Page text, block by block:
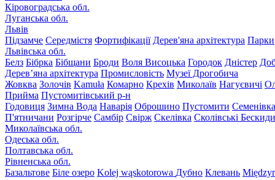
Кіровоградська обл.
Луганська обл.
Львів
Підзамче Середмістя Фортифікації Дерев'яна архітектура Парки
Львівська обл.
Белз Бібрка Бібщани Броди Воля Висоцька Городок Дністер
Дерев’яна архітектура Промисловість Музеї Дрогобича
Жовква Золочів Kamuła Комарно Крехів Миколаїв Нагуєвичі
Прийма Пустомитівський р-н
Годовиця Зимна Вода Наварія Оброшино Пустомити Семенівка
П'ятничани Розгірче Самбір Свірж Скелівка Сколівські Бескиди
Миколаївська обл.
Одеська обл.
Полтавська обл.
Рівненська обл.
Базальтове Біле озеро Kolej wąskotorowa Дубно Клевань